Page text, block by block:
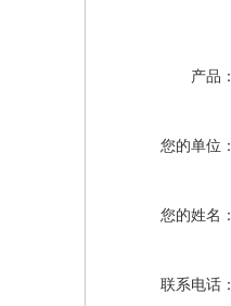
产品：
您的单位：
您的姓名：
联系电话：